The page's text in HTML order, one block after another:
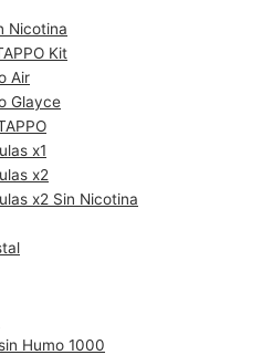
Nicotina
Kit
Air
Glayce
x1
x2
x2 Sin Nicotina
Humo 1000